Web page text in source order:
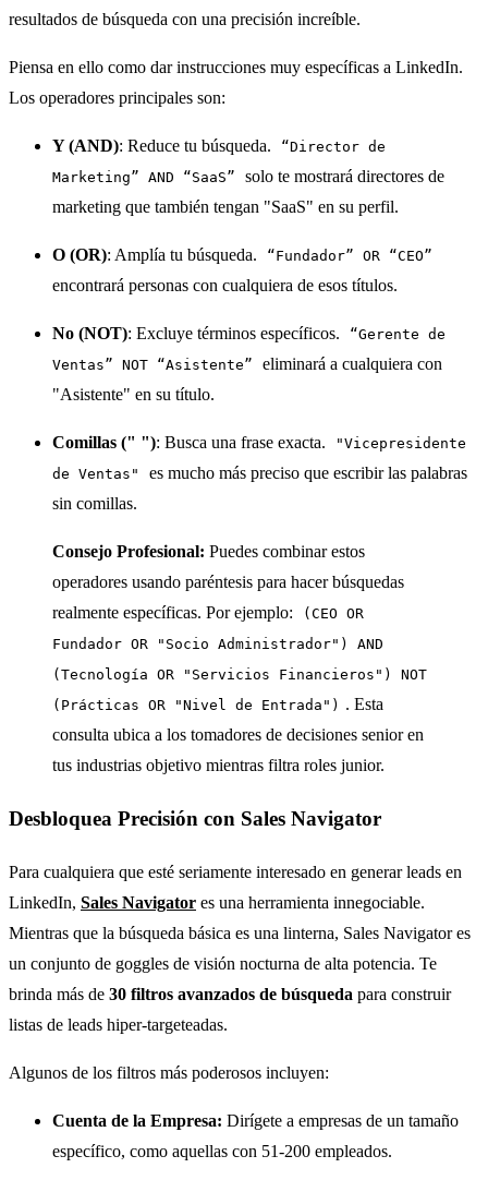
resultados de búsqueda con una precisión increíble.
Piensa en ello como dar instrucciones muy específicas a LinkedIn.
Los operadores principales son:
Y (AND): Reduce tu búsqueda.
“Director de
Marketing” AND “SaaS”
solo te mostrará directores de
marketing que también tengan "SaaS" en su perfil.
O (OR): Amplía tu búsqueda. “Fundador” OR “CEO”
encontrará personas con cualquiera de esos títulos.
No (NOT): Excluye términos específicos.
“Gerente de
Ventas” NOT “Asistente”
eliminará a cualquiera con
"Asistente" en su título.
Comillas (" "): Busca una frase exacta.
"Vicepresidente
de Ventas"
es mucho más preciso que escribir las palabras
sin comillas.
Consejo Profesional: Puedes combinar estos
operadores usando paréntesis para hacer búsquedas
realmente específicas. Por ejemplo:
(CEO OR
Fundador OR "Socio Administrador") AND
(Tecnología OR "Servicios Financieros") NOT
(Prácticas OR "Nivel de Entrada") . Esta
consulta ubica a los tomadores de decisiones senior en
tus industrias objetivo mientras filtra roles junior.
Desbloquea Precisión con Sales Navigator
Para cualquiera que esté seriamente interesado en generar leads en
LinkedIn, Sales Navigator es una herramienta innegociable.
Mientras que la búsqueda básica es una linterna, Sales Navigator es
un conjunto de goggles de visión nocturna de alta potencia. Te
brinda más de 30 filtros avanzados de búsqueda para construir
listas de leads hiper-targeteadas.
Algunos de los filtros más poderosos incluyen:
Cuenta de la Empresa: Dirígete a empresas de un tamaño
específico, como aquellas con 51-200 empleados.